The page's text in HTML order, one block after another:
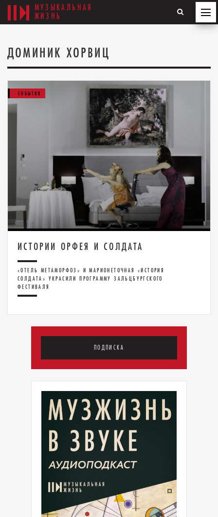
МУЗЫКАЛЬНАЯ
ЖИЗНЬ
ДОМИНИК ХОРВИЦ
СОБЫТИЯ
ИСТОРИИ ОРФЕЯ И СОЛДАТА
«ОТЕЛЬ МЕТАМОРФОЗ» И МАРИОНЕТОЧНАЯ «ИСТОРИЯ
СОЛДАТА» УКРАСИЛИ ПРОГРАММУ ЗАЛЬЦБУРГСКОГО
ФЕСТИВАЛЯ
ПОДПИСКА